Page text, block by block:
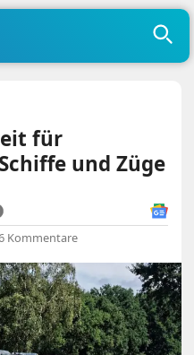
für
und Züge
Kommentare